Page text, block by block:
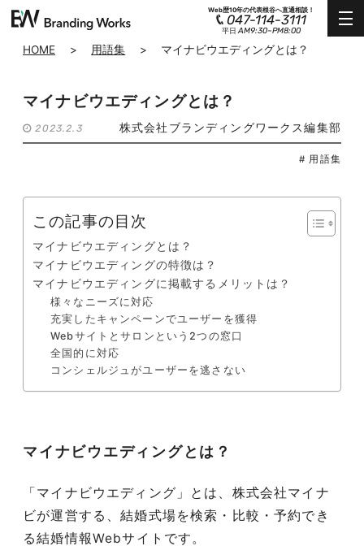
Web歴10年の代表根谷へ直通相談！
047-114-3111
平日AM9:30~PM8:00
HOME > 用語集 > マイナビウエディングとは？
マイナビウエディングとは？
2023.2.3 株式会社ブランディングワークス編集部
# 用語集
この記事の目次
マイナビウエディングとは？
マイナビウエディングの特徴は？
マイナビウエディングに掲載するメリットは？
様々なニーズに対応
充実したキャンペーンでユーザーを獲得
Webサイトとサロンという2つの窓口
全国的に対応
コンシェルジュがユーザーを逃さない
マイナビウエディングとは？
「マイナビウエディング」とは、株式会社マイナ
ビが運営する、結婚式場を検索・比較・予約でき
る結婚情報Webサイトです。